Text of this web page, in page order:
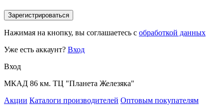
Зарегистрироваться
Нажимая на кнопку, вы соглашаетесь с обработкой данных
Уже есть аккаунт? Вход
Вход
МКАД 86 км. ТЦ "Планета Железяка"
Акции Каталоги производителей Оптовым покупателям